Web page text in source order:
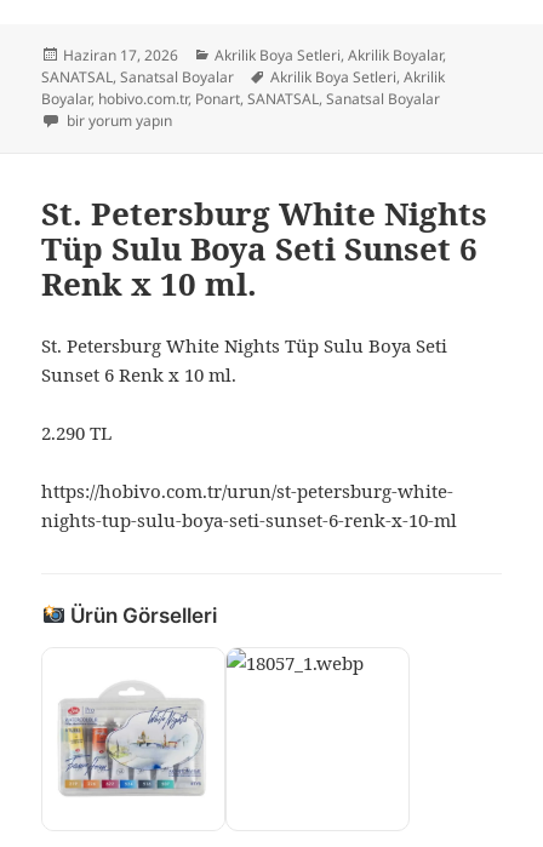
Yayın
tarihi
Haziran 17, 2026 Kategoriler
Akrilik Boya Setleri,Akrilik Boyalar,
SANATSAL,Sanatsal Boyalar Etiketler
Akrilik Boya Setleri,Akrilik
Boyalar, hobivo.com.tr, Ponart,SANATSAL,Sanatsal Boyalar
Ponart – Kosida Troya Akrilik Boya Seti 12 Renk x 12 ml. için
bir yorum yapın
St. Petersburg White Nights
Tüp Sulu Boya Seti Sunset 6
Renk x 10 ml.
St. Petersburg White Nights Tüp Sulu Boya Seti
Sunset 6 Renk x 10 ml.
2.290 TL
https://hobivo.com.tr/urun/st-petersburg-white-
nights-tup-sulu-boya-seti-sunset-6-renk-x-10-ml
Ürün Görselleri